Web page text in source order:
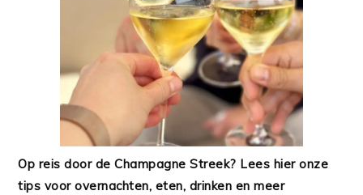
Op reis door de Champagne Streek? Lees hier onze
tips voor overnachten, eten, drinken en meer